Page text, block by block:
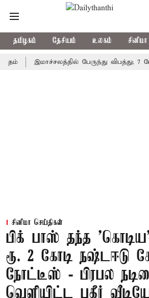
தமிழகம் தேசியம் உலகம் சினிமா
இமாச்சலத்தில் பேருந்து விபத்து; 7 பேர்
சினிமா செய்திகள்
பிக் பாஸ் தந்த
ரூ. 2 கோடி நஷ்டஈடு
நோட்டீஸ் - பிரபல
வெளியிட்ட பகீர்